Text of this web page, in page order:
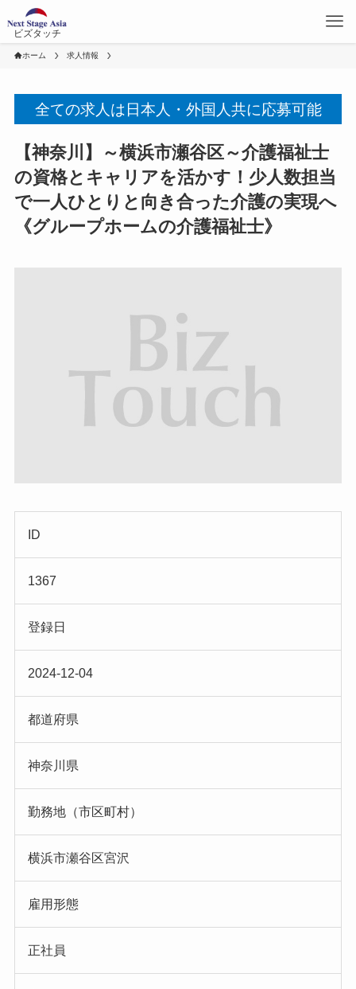
ビズタッチ
ホーム 求人情報
全ての求人は日本人・外国人共に応募可能
【神奈川】～横浜市瀬谷区～介護福祉士
の資格とキャリアを活かす！少人数担当
で一人ひとりと向き合った介護の実現へ
《グループホームの介護福祉士》
ID
1367
登録日
2024-12-04
都道府県
神奈川県
勤務地（市区町村）
横浜市瀬谷区宮沢
雇用形態
正社員